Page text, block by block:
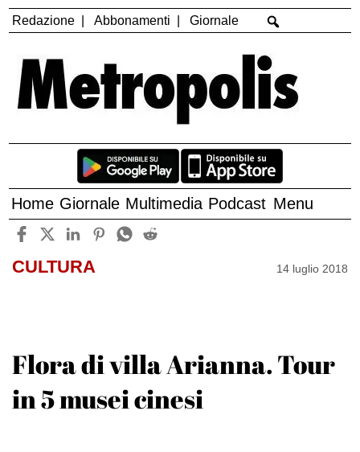
Redazione Abbonamenti Giornale
Home Giornale Multimedia Podcast Menu
CULTURA 14 luglio 2018
Flora di villa Arianna. Tour
in 5 musei cinesi